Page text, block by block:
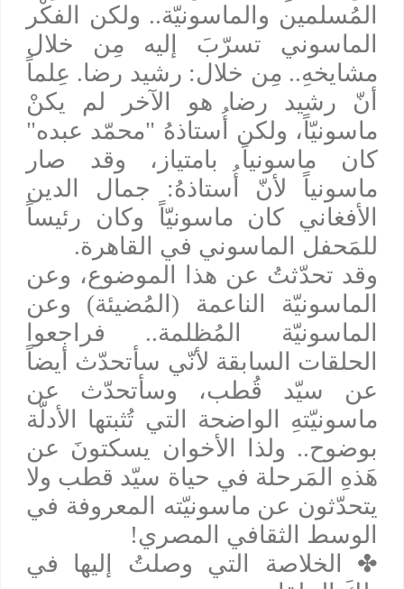
المُسلمين والماسونيّة.. ولكن الفكْر
الماسوني تسرّبَ إليه مِن خلال
مشايخهِ.. مِن خلال: رشيد رضا. عِلماً
أنّ رشيد رضا هو الآخر لم يكنْ
ماسونيّاً، ولكن أُستاذهُ "محمّد عبده"
كان ماسونياً بامتياز، وقد صار
ماسونياً لأنّ أُستاذهُ: جمال الدين
الأفغاني كان ماسونيّاً وكان رئيساً
للمَحفل الماسوني في القاهرة.
وقد تحدّثتُ عن هذا الموضوع، وعن
الماسونيّة الناعمة (المُضيئة) وعن
الماسونيّة المُظلمة.. فراجعوا
الحلقات السابقة لأنّي سأتحدّث أيضاً
عن سيّد قُطب، وسأتحدّث عن
ماسونيّتهِ الواضحة التي تُثبتها الأدلّة
بوضوح.. ولذا الأخوان يسكتونَ عن
هَذهِ المَرحلة في حياة سيّد قطب ولا
يتحدّثون عن ماسونيّته المعروفة في
الوسط الثقافي المصري!
✤الخلاصة التي وصلتُ إليها في